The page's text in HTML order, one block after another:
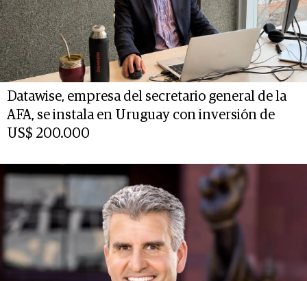
Datawise, empresa del secretario general de la
AFA, se instala en Uruguay con inversión de
US$ 200.000